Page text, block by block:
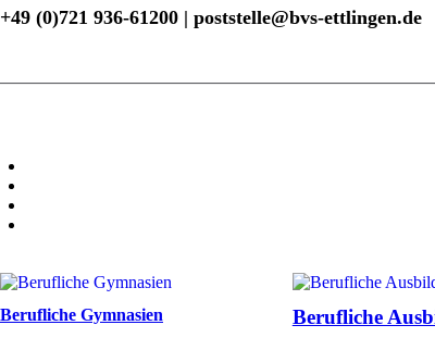
+49 (0)721 936-61200 | poststelle@bvs-ettlingen.de
Berufliche Gymnasien Berufliche